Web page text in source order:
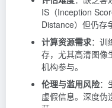
IS（Inception
Distance）但仍存
计算资源需求：训
存，尤其高清图像
机构参与。
伦理与滥用风险：
虚假信息。深度伪